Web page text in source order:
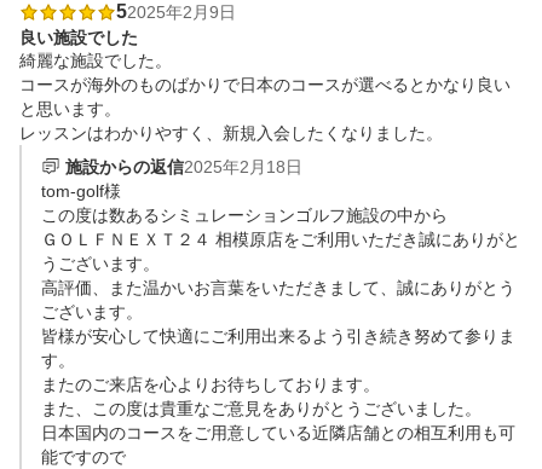
52025年2月9日
良い施設でした
綺麗な施設でした。
コースが海外のものばかりで日本のコースが選べるとかなり良い
と思います。
レッスンはわかりやすく、新規入会したくなりました。
施設からの返信2025年2月18日
tom-golf様
この度は数あるシミュレーションゴルフ施設の中から
ＧＯＬＦＮＥＸＴ２４ 相模原店をご利用いただき誠にありがと
うございます。
高評価、また温かいお言葉をいただきまして、誠にありがとう
ございます。
皆様が安心して快適にご利用出来るよう引き続き努めて参りま
す。
またのご来店を心よりお待ちしております。
また、この度は貴重なご意見をありがとうございました。
日本国内のコースをご用意している近隣店舗との相互利用も可
能ですので